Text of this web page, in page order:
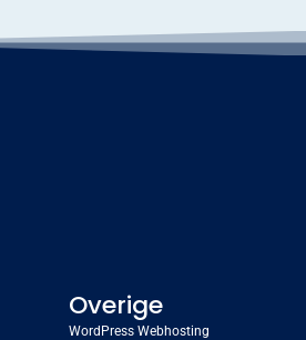
Overige
WordPress Webhosting